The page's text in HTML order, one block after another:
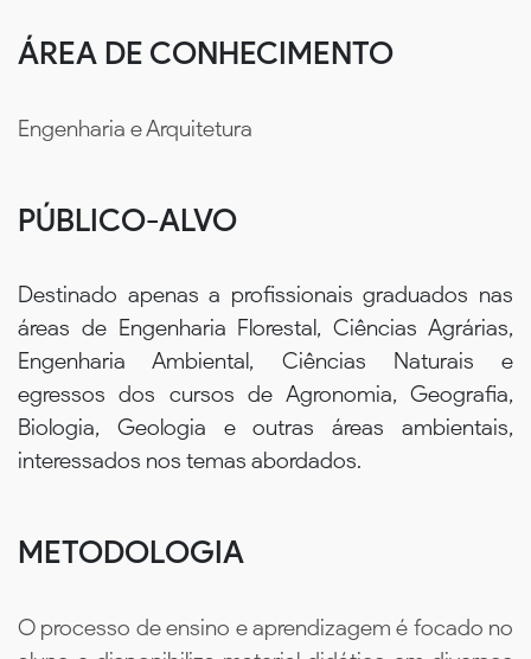
ÁREA DE CONHECIMENTO
Engenharia e Arquitetura
PÚBLICO-ALVO
Destinado apenas a profissionais graduados nas
áreas de Engenharia Florestal, Ciências Agrárias,
Engenharia Ambiental, Ciências Naturais e
egressos dos cursos de Agronomia, Geografia,
Biologia, Geologia e outras áreas ambientais,
interessados nos temas abordados.
METODOLOGIA
O processo de ensino e aprendizagem é focado no